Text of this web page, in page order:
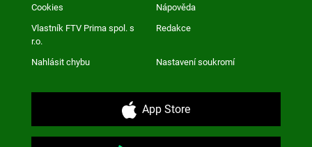
Cookies Nápověda
Vlastník FTV Prima spol. s
r.o.
Redakce
Nahlásit chybu Nastavení soukromí
App Store